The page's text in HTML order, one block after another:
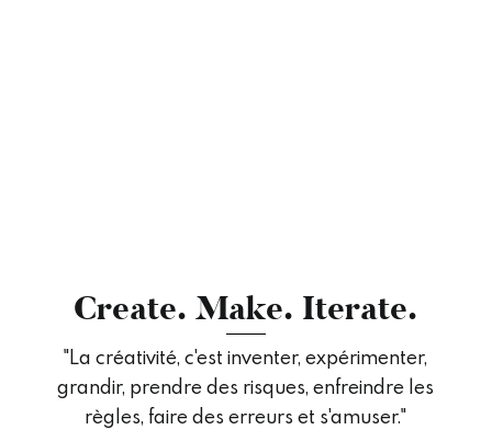
Create. Make. Iterate.
"La créativité, c'est inventer, expérimenter,
grandir, prendre des risques, enfreindre les
règles, faire des erreurs et s'amuser."